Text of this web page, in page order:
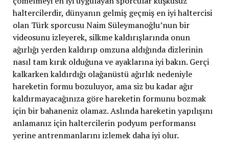
haltercilerdir, dünyanın gelmiş geçmiş en iyi haltercisi
olan Türk sporcusu Naim Süleymanoğlu’nun bir
videosunu izleyerek, silkme kaldırışlarında onun
ağırlığı yerden kaldırıp omzuna aldığında dizlerinin
nasıl tam kırık olduğuna ve ayaklarına iyi bakın. Gerçi
kalkarken kaldırdığı olağanüstü ağırlık nedeniyle
hareketin formu bozuluyor, ama siz bu kadar ağır
kaldırmayacağınıza göre hareketin formunu bozmak
için bir bahaneniz olamaz. Aslında hareketin yapılışını
anlamanız için haltercilerin podyum performansı
yerine antrenmanlarını izlemek daha iyi olur.